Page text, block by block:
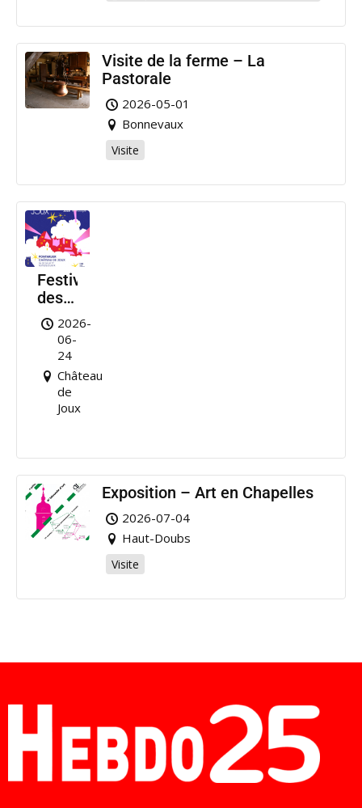
Visite de la ferme – La
Pastorale
2026-05-01
Bonnevaux
Visite
Festival
des
Nuits
de
Joux
2026-
06-
24
Château
de
Joux
Exposition – Art en Chapelles
2026-07-04
Haut-Doubs
Visite